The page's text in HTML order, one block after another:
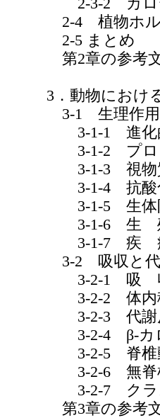
2-4 植物ホル
2-5 まとめ
第2章の参考
3．動物におけ
3-1 生理作用
3-1-1 進化
3-1-2 プロ
3-1-3 視物
3-1-4 抗酸
3-1-5 生体
3-1-6 生
3-1-7 疾
3-2 吸収と
3-2-1 吸
3-2-2 体内
3-2-3 代謝
3-2-4 β-カロ
3-2-5 脊椎
3-2-6 無脊
3-2-7 クラ
第3章の参考